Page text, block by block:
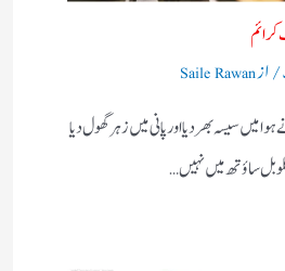
/ ازSaile Rawan
میں سیسہ بھر دیا اور پانی میں زہر گھول دیا
ساؤتھ میں نہیں…